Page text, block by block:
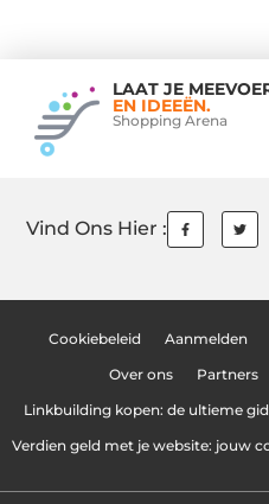
LAAT JE
EN IDEEËN.
Shopping Arena
Vind Ons Hier :
Cookiebeleid Aanmelden
Over ons Partners
Linkbuilding kopen: de ultieme
Verdien geld met je website: jouw